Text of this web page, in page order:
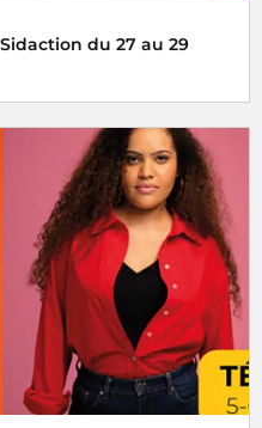
du 27 au 29
France s'engage pour la
les 27, 28 et 29 mars